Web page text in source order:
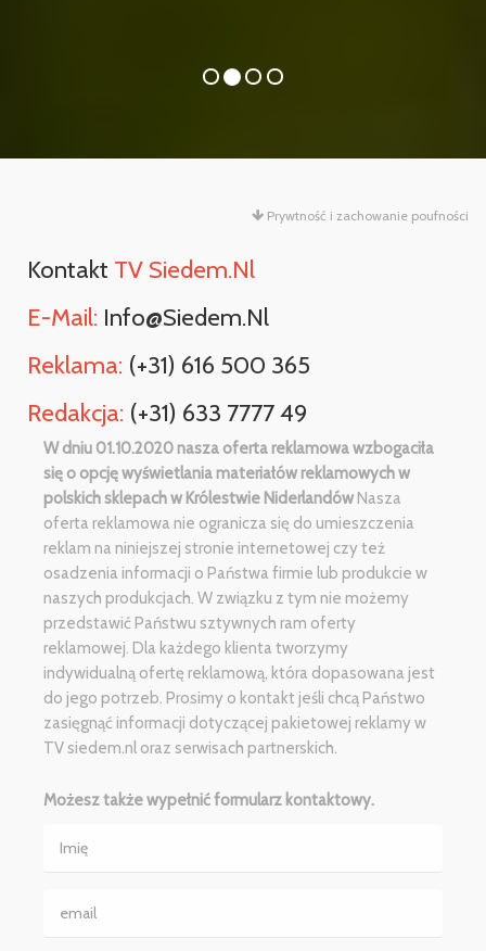
Prywtność i zachowanie poufności
Kontakt TV Siedem.nl
E-Mail: Info@siedem.nl
Reklama: (+31) 616 500 365
Redakcja: (+31) 633 7777 49
W dniu 01.10.2020 nasza oferta reklamowa wzbogaciła
się o opcję wyświetlania materiałów reklamowych w
polskich sklepach w Królestwie NiderlandówNasza
oferta reklamowa nie ogranicza się do umieszczenia
reklam na niniejszej stronie internetowej czy też
osadzenia informacji o Państwa firmie lub produkcie w
naszych produkcjach. W związku z tym nie możemy
przedstawić Państwu sztywnych ram oferty
reklamowej. Dla każdego klienta tworzymy
indywidualną ofertę reklamową, która dopasowana jest
do jego potrzeb. Prosimy o kontakt jeśli chcą Państwo
zasięgnąć informacji dotyczącej pakietowej reklamy w
TV siedem.nl oraz serwisach partnerskich.
Możesz także wypełnić formularz kontaktowy.